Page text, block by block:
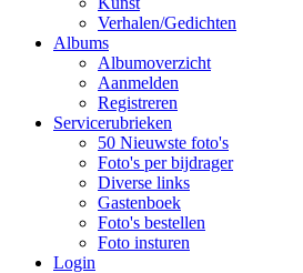
Verhalen/Gedichten
Albums
Albumoverzicht
Aanmelden
Registreren
Servicerubrieken
50 Nieuwste foto's
Foto's per bijdrager
Diverse links
Gastenboek
Foto's bestellen
Foto insturen
Login